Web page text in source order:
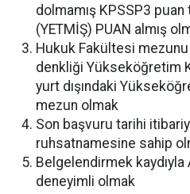
dolmamış KPSSP3
(YETMİŞ) PUAN almış
Hukuk Fakültesi
denkliği Yükseköğretim
yurt dışındaki
mezun olmak
Son başvuru tarihi
ruhsatnamesine sahip
Belgelendirmek kaydıyla
deneyimli olmak